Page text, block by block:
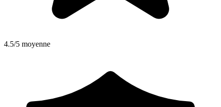
4.5/5 moyenne